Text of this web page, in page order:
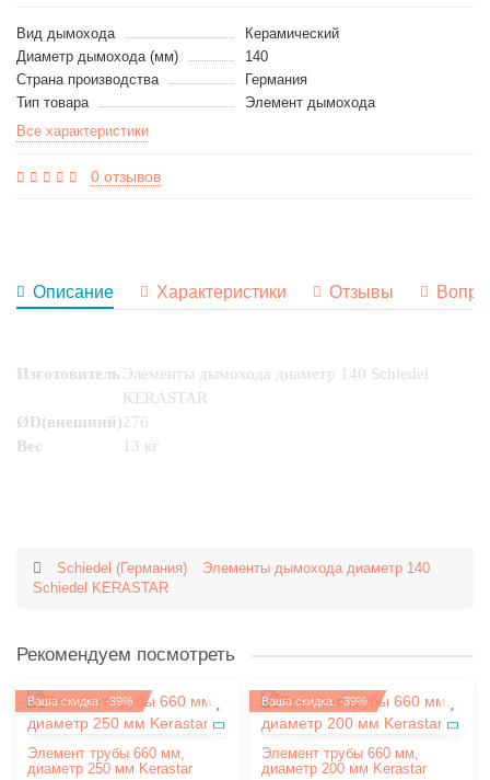
Вид дымохода
Керамический
Диаметр дымохода (мм)
140
Страна производства
Германия
Тип товара
Элемент дымохода
Все характеристики
0 отзывов
Описание Характеристики Отзывы
Изготовитель Элементы дымохода диаметр 140 Schiedel
KERASTAR
ØD(внешний)276
Вес
13 кг
Schiedel (Германия)
Элементы дымохода диаметр 140
Schiedel KERASTAR
Рекомендуем посмотреть
Ваша скидка: -39%
Элемент трубы 660 мм,
диаметр 250 мм Kerastar
Ваша скидка: -39%
Элемент трубы 660 мм,
диаметр 200 мм Kerastar